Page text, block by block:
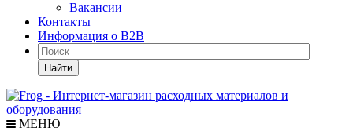
Вакансии
Контакты
Информация о B2B
Найти
МЕНЮ